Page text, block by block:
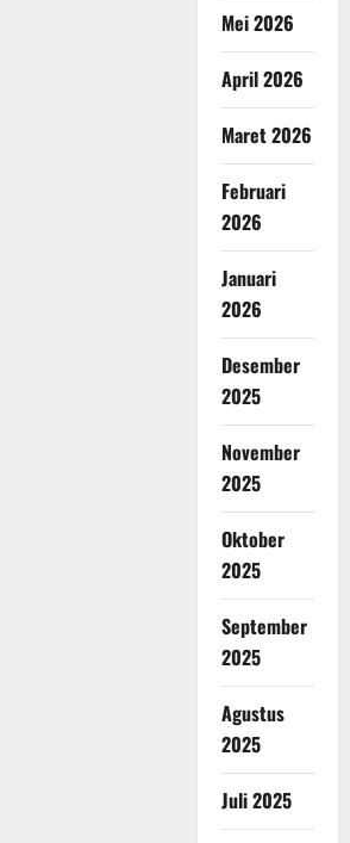
Mei 2026
April 2026
Maret 2026
Februari
2026
Januari
2026
Desember
2025
November
2025
Oktober
2025
September
2025
Agustus
2025
Juli 2025